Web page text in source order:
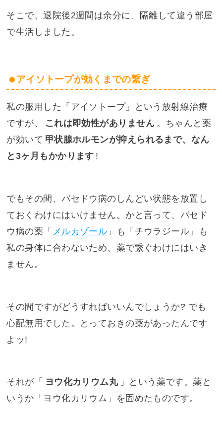
そこで、退院後2週間は余分に、隔離して違う部屋
で生活しました。
アイソトープが効くまでの繋ぎ
私の服用した「アイソトープ」という放射線治療
ですが、
これは即効性がありません 。ちゃんと薬
が効いて 甲状腺ホルモンが抑えられるまで、なん
と3ヶ月もかかります !
でもその間、バセドウ病のしんどい状態を放置し
ておくわけにはいけません。かと言って、バセド
ウ病の薬「 メルカゾール 」も「チウラジール」も
私の身体に合わないため、薬で繋ぐわけにはいき
ません。
その間ですがどうすればいいんでしょうか? でも
心配無用でした。とっておきの薬があったんです
よッ!
それが「 ヨウ化カリウム丸 」という薬です。薬と
いうか「ヨウ化カリウム」を固めたものです。